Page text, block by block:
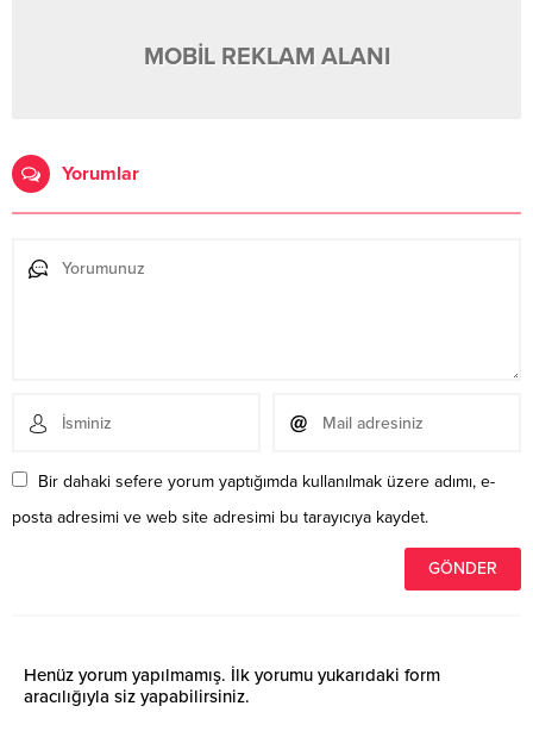
MOBİL REKLAM ALANI
Yorumlar
Bir dahaki sefere yorum yaptığımda kullanılmak üzere adımı, e-
posta adresimi ve web site adresimi bu tarayıcıya kaydet.
Henüz yorum yapılmamış. İlk yorumu yukarıdaki form
aracılığıyla siz yapabilirsiniz.